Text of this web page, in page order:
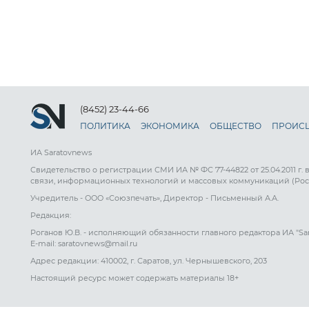
(8452) 23-44-66
ПОЛИТИКА ЭКОНОМИКА ОБЩЕСТВО
ИА Saratovnews
Свидетельство о регистрации СМИ ИА № ФС 77-44822 от 25.04.2011
связи, информационных технологий и массовых коммуникаций
Учредитель - ООО «Союзпечать», Директор - Письменный А.А.
Редакция:
Роганов Ю.В. - исполняющий обязанности главного редактора ИА
E-mail: saratovnews@mail.ru
Адрес редакции: 410002, г. Саратов, ул. Чернышевского, 203
Настоящий ресурс может содержать материалы 18+